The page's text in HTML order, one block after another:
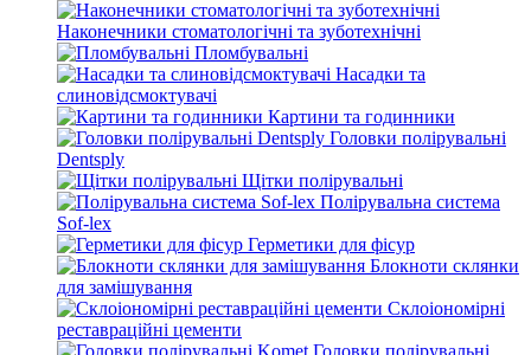
Наконечники стоматологічні та зуботехнічні
Пломбувальні
Насадки та
слиновідсмоктувачі
Картини та годинники
Головки полірувальні
Dentsply
Щітки полірувальні
Полірувальна система
Sof-lex
Герметики для фісур
Блокноти склянки
для замішування
Склоіономірні
реставраційні цементи
Головки полірувальні